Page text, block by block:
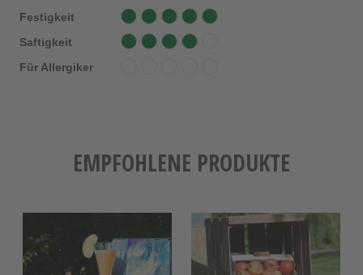
Festigkeit
Saftigkeit
Für Allergiker
EMPFOHLENE PRODUKTE